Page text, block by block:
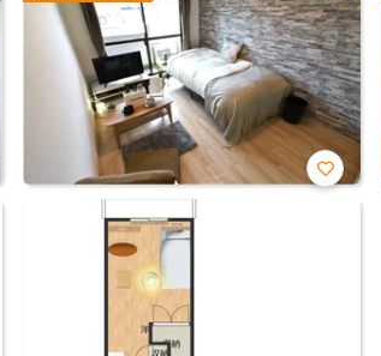
お気